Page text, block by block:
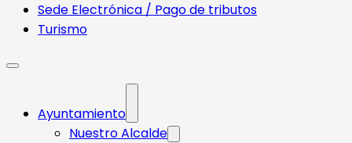
Sede Electrónica / Pago de tributos
Turismo
Ayuntamiento
Nuestro Alcalde